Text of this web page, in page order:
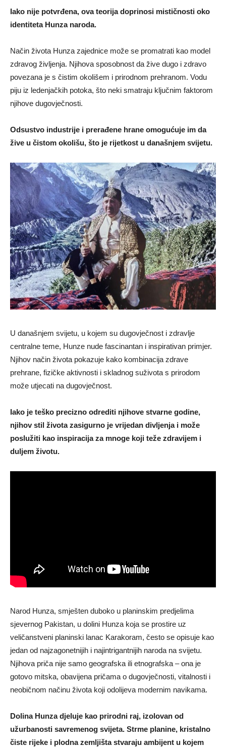
Iako nije potvrđena, ova teorija doprinosi mističnosti oko
identiteta Hunza naroda.
Način života Hunza zajednice može se promatrati kao model
zdravog življenja. Njihova sposobnost da žive dugo i zdravo
povezana je s čistim okolišem i prirodnom prehranom. Vodu
piju iz ledenjačkih potoka, što neki smatraju ključnim faktorom
njihove dugovječnosti.
Odsustvo industrije i prerađene hrane omogućuje im da
žive u čistom okolišu, što je rijetkost u današnjem svijetu.
U današnjem svijetu, u kojem su dugovječnost i zdravlje
centralne teme, Hunze nude fascinantan i inspirativan primjer.
Njihov način života pokazuje kako kombinacija zdrave
prehrane, fizičke aktivnosti i skladnog suživota s prirodom
može utjecati na dugovječnost.
Iako je teško precizno odrediti njihove stvarne godine,
njihov stil života zasigurno je vrijedan divljenja i može
poslužiti kao inspiracija za mnoge koji teže zdravijem i
duljem životu.
Narod Hunza, smješten duboko u planinskim predjelima
sjevernog Pakistan, u dolini Hunza koja se prostire uz
veličanstveni planinski lanac Karakoram, često se opisuje kao
jedan od najzagonetnijih i najintrigantnijih naroda na svijetu.
Njihova priča nije samo geografska ili etnografska – ona je
gotovo mitska, obavijena pričama o dugovječnosti, vitalnosti i
neobičnom načinu života koji odolijeva modernim navikama.
Dolina Hunza djeluje kao prirodni raj, izolovan od
užurbanosti savremenog svijeta. Strme planine, kristalno
čiste rijeke i plodna zemljišta stvaraju ambijent u kojem